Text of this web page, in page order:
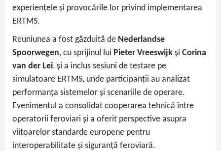
experiențele și provocările lor privind implementarea
ERTMS.
Reuniunea a fost găzduită de Nederlandse
Spoorwegen, cu sprijinul lui Pieter Vreeswijk și Corina
van der Lei, și a inclus sesiuni de testare pe
simulatoare ERTMS, unde participanții au analizat
performanța sistemelor și scenariile de operare.
Evenimentul a consolidat cooperarea tehnică între
operatorii feroviari și a oferit perspective asupra
viitoarelor standarde europene pentru
interoperabilitate și siguranță feroviară.